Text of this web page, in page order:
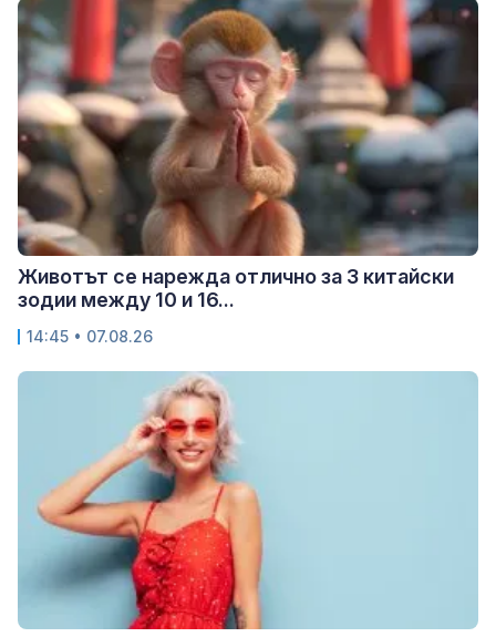
Животът се нарежда отлично за 3 китайски
зодии между 10 и 16...
14:45 • 07.08.26